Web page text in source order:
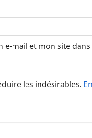
e-mail et mon site
les indésirables.